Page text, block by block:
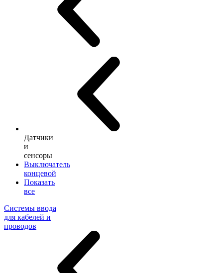
Датчики
и
сенсоры
Выключатель
концевой
Показать
все
Системы ввода
для кабелей и
проводов